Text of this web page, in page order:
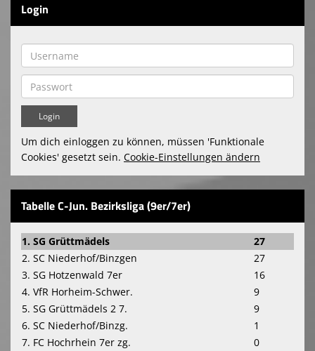
Login
Um dich einloggen zu können, müssen 'Funktionale
Cookies' gesetzt sein. Cookie-Einstellungen ändern
Tabelle C-Jun. Bezirksliga (9er/7er)
1. SG Grüttmädels
27
2. SC Niederhof/Binzgen
27
3. SG Hotzenwald 7er
16
4. VfR Horheim-Schwer.
9
5. SG Grüttmädels 2 7.
9
6. SC Niederhof/Binzg.
1
7. FC Hochrhein 7er zg.
0